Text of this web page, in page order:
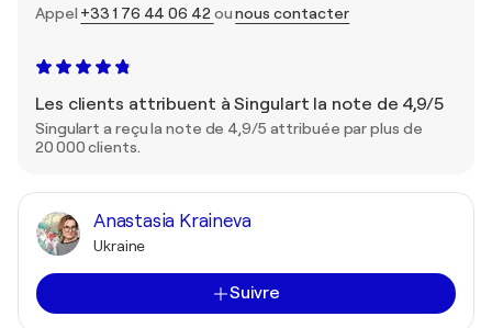
Appel +33 1 76 44 06 42 ounous contacter
Les clients attribuent à Singulart la note de 4,9/5
Singulart a reçu la note de 4,9/5 attribuée par plus de
20 000 clients.
Anastasia Kraineva
Ukraine
Suivre